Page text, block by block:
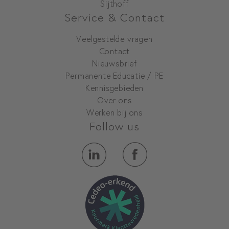
Sijthoff
Service & Contact
Veelgestelde vragen
Contact
Nieuwsbrief
Permanente Educatie / PE
Kennisgebieden
Over ons
Werken bij ons
Follow us